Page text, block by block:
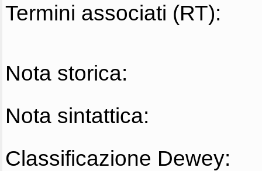
Termini associati (RT):
Nota storica:
Nota sintattica:
Classificazione Dewey: